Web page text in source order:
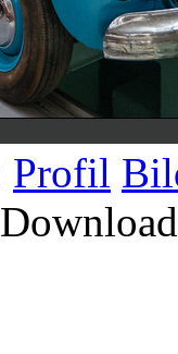
Profil